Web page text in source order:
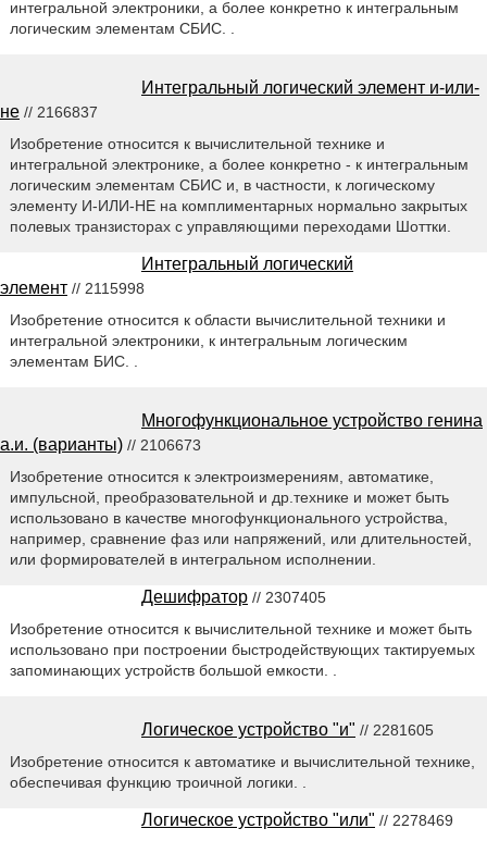
интегральной электроники, а более конкретно к интегральным
логическим элементам СБИС. .
Интегральный логический элемент и-или-
не // 2166837
Изобретение относится к вычислительной технике и
интегральной электронике, а более конкретно - к интегральным
логическим элементам СБИС и, в частности, к логическому
элементу И-ИЛИ-НЕ на комплиментарных нормально закрытых
полевых транзисторах с управляющими переходами Шоттки.
Интегральный логический
элемент // 2115998
Изобретение относится к области вычислительной техники и
интегральной электроники, к интегральным логическим
элементам БИС. .
Многофункциональное устройство генина
а.и. (варианты) // 2106673
Изобретение относится к электроизмерениям, автоматике,
импульсной, преобразовательной и др.технике и может быть
использовано в качестве многофункционального устройства,
например, сравнение фаз или напряжений, или длительностей,
или формирователей в интегральном исполнении.
Дешифратор // 2307405
Изобретение относится к вычислительной технике и может быть
использовано при построении быстродействующих тактируемых
запоминающих устройств большой емкости. .
Логическое устройство "и" // 2281605
Изобретение относится к автоматике и вычислительной технике,
обеспечивая функцию троичной логики. .
Логическое устройство "или" // 2278469